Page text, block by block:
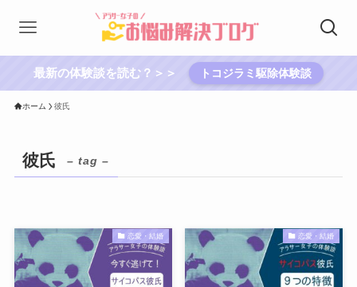
最新の体験談を読む？＞＞ トコジラミ駆除体験談
ホーム 彼氏
彼氏 – tag –
恋愛・結婚 恋愛・結婚